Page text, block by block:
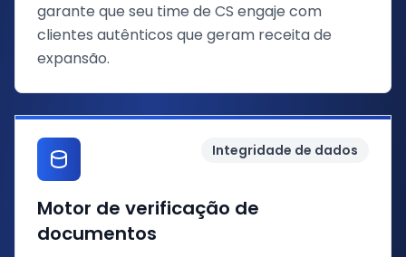
garante que seu time de CS engaje com
clientes autênticos que geram receita de
expansão.
Integridade de dados
Motor de verificação de
documentos